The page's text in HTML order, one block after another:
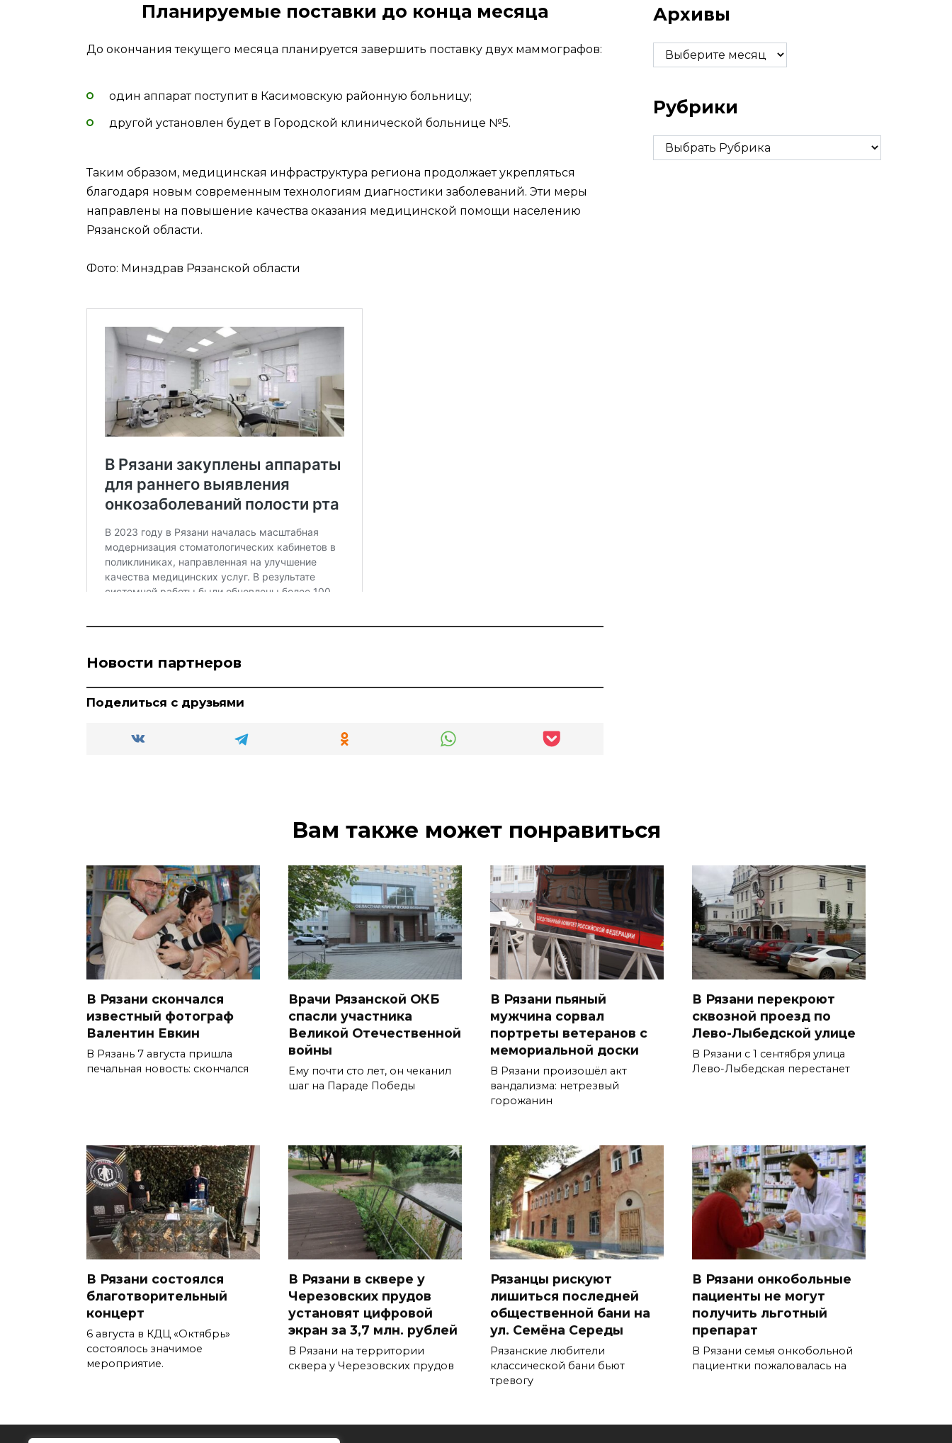
Планируемые поставки до конца месяца
До окончания текущего месяца планируется завершить поставку двух маммографов:
один аппарат поступит в Касимовскую районную больницу;
другой установлен будет в Городской клинической больнице №5.
Таким образом, медицинская инфраструктура региона продолжает укрепляться
благодаря новым современным технологиям диагностики заболеваний. Эти меры
направлены на повышение качества оказания медицинской помощи населению
Рязанской области.
Фото: Минздрав Рязанской области
Новости партнеров
Поделиться с друзьями
Архивы
Архивы
Рубрики
Рубрики
Вам также может понравиться
В Рязани скончался
известный фотограф
Валентин Евкин
В Рязань 7 августа пришла
печальная новость: скончался
Врачи Рязанской ОКБ
спасли участника
Великой Отечественной
войны
Ему почти сто лет, он чеканил
шаг на Параде Победы
В Рязани пьяный
мужчина сорвал
портреты ветеранов с
мемориальной доски
В Рязани произошёл акт
вандализма: нетрезвый
горожанин
В Рязани перекроют
сквозной проезд по
Лево-Лыбедской улице
В Рязани с 1 сентября улица
Лево-Лыбедская перестанет
В Рязани состоялся
благотворительный
концерт
6 августа в КДЦ «Октябрь»
состоялось значимое
мероприятие.
В Рязани в сквере у
Черезовских прудов
установят цифровой
экран за 3,7 млн. рублей
В Рязани на территории
сквера у Черезовских прудов
Рязанцы рискуют
лишиться последней
общественной бани на
ул. Семёна Середы
Рязанские любители
классической бани бьют
тревогу
В Рязани онкобольные
пациенты не могут
получить льготный
препарат
В Рязани семья онкобольной
пациентки пожаловалась на